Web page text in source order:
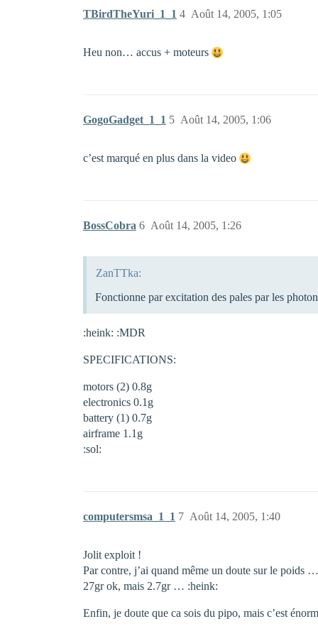
TBirdTheYuri_1_1 Août 14, 2005, 1:05
4
Heu non… accus + moteurs
GogoGadget_1_1 Août 14, 2005, 1:06
5
c’est marqué en plus dans la video
BossCobra Août 14, 2005, 1:26
6
ZanTTka:
Fonctionne par excitation des pales par les
:heink: :MDR
SPECIFICATIONS:
motors (2) 0.8g
electronics 0.1g
battery (1) 0.7g
airframe 1.1g
:sol:
computersmsa_1_1 Août 14, 2005, 1:40
7
Jolit exploit !
Par contre, j’ai quand même un doute sur le poids
27gr ok, mais 2.7gr … :heink:
Enfin, je doute que ca sois du pipo, mais c’est